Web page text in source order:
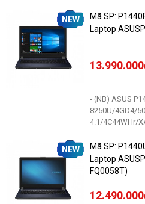
NEW
Mã SP:
- (NB) ASUS
8250U/4GD4/
4.1/4C44WHr/
NEW
Mã SP:
Laptop ASUSPRO P1440UA (P1440UA-
FQ0058T)